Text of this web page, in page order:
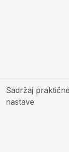
Sadržaj praktične
nastave